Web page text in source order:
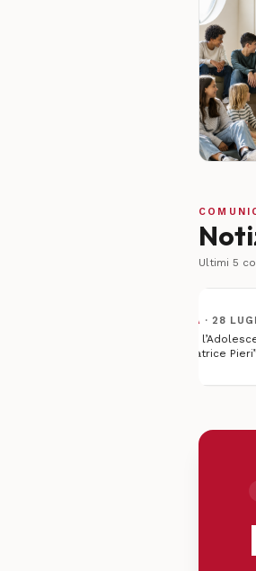
Ultimi 5
28 LUGLIO 2026
Garante per l’Infanzia e l’Adolescenza: